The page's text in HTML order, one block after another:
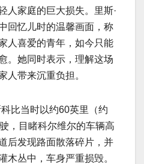
人家庭的巨大损失。里斯·
回忆儿时的温馨画面，称
人喜爱的青年，如今只能
。她同时表示，理解这场
人带来沉重负担。
比当时以约60英里（约
，目睹科尔维尔的车辆高
后发现路面散落碎片，并
木丛中，车身严重损毁。